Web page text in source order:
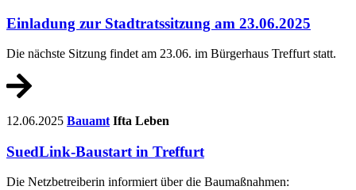
Einladung zur Stadtratssitzung am 23.06.2025
Die nächste Sitzung findet am 23.06. im Bürgerhaus Treffurt statt.
12.06.2025 Bauamt Ifta Leben
SuedLink-Baustart in Treffurt
Die Netzbetreiberin informiert über die Baumaßnahmen: